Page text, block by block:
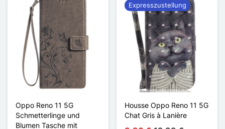
Oppo Reno 11 5G
Schmetterlinge und
Blumen Tasche mit
Housse Oppo Reno 11 5G
Chat Gris à Lanière
Expresszustellung